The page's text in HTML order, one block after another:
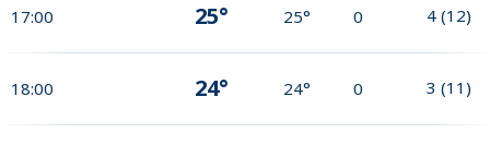
17:00 25° 25° 0 4 (12)
18:00 24° 24° 0 3 (11)